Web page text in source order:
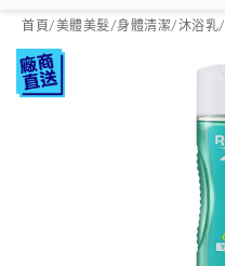
首頁/美體美髮/身體清潔/沐浴乳/